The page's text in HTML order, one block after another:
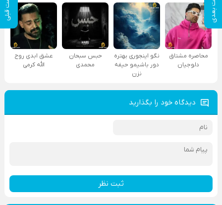
پست بعدی پست قبلی
محاصره مشتاق
دلوجیان
نگو اینجوری بهتره
دور باشیمو حیفه
نزن
حبس سبحان
محمدی
عشق ابدی روح
الله کرمی
دیدگاه خود را بگذارید
ثبت نظر